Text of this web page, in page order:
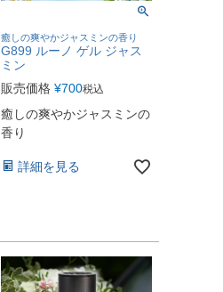
癒しの爽やかジャスミンの香り
G899 ルーノ ゲル ジャス
ミン
販売価格 ¥700税込
癒しの爽やかジャスミンの
香り
詳細を見る